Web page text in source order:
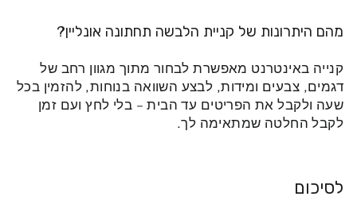
מהם היתרונות של קניית הלבשה תחתונה אונליין?
קנייה באינטרנט מאפשרת לבחור מתוך מגוון רחב של
דגמים, צבעים ומידות, לבצע השוואה בנוחות, להזמין בכל
שעה ולקבל את הפריטים עד הבית – בלי לחץ ועם זמן
לקבל החלטה שמתאימה לך.
לסיכום